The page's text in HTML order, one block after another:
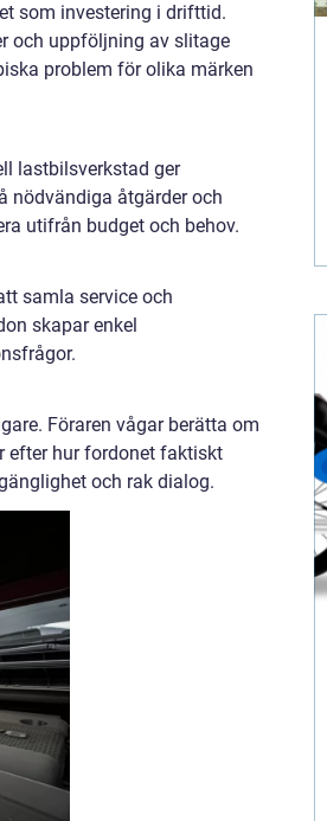
som investering i drifttid.
och uppföljning av slitage
problem för olika märken
lastbilsverkstad ger
nödvändiga åtgärder och
utifrån budget och behov.
samla service och
skapar enkel
Föraren vågar berätta om
efter hur fordonet faktiskt
och rak dialog.